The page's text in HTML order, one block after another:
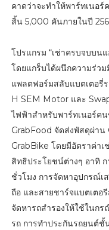
คาดว่าจะทำให้พาร์ทเนอ
สิ้น 5,000 คันภายในปี
โปรแกรม “เช่าครบจบบน
โดยแกร็บได้ผนึกความร่ว
แพลตฟอร์มสลับแบตเตอรี่
H SEM Motor และ
ไฟฟ้าสำหรับพาร์ทเนอร์ค
GrabFood จัดส่งพัสดุผ่าน
GrabBike โดยมีอัตราค่าเ
สิทธิประโยชน์ต่างๆ อาทิ
ชั่วโมง การจัดหาอุปกรณ์เ
ถือ และสายชาร์จแบตเตอ
จัดหารถสำรองให้ใช้ในก
รถ การทำประกันรถยนต์ชั้